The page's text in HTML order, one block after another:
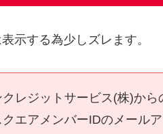
示する為少しズレます。
レジットサービス(株)から
エアメンバーIDのメール